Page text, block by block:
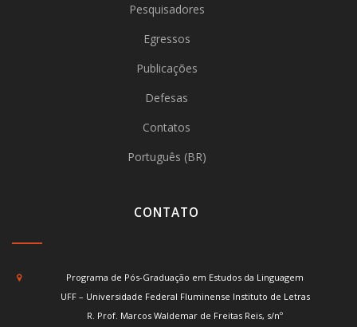
Pesquisadores
Egressos
Publicações
Defesas
Contatos
Português (BR)
CONTATO
Programa de Pós-Graduação em Estudos da Linguagem
UFF – Universidade Federal Fluminense Instituto de Letras
R. Prof. Marcos Waldemar de Freitas Reis, s/nº